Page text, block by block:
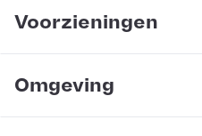
Voorzieningen
Omgeving